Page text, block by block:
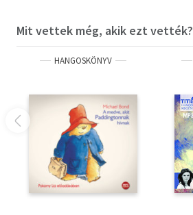
Mit vettek még, akik ezt vették?
HANGOSKÖNYV